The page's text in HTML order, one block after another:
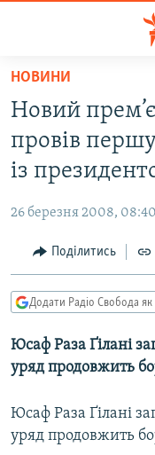
Перейти
основного
матеріалу
Перейти
до
основної
навігації
Перейти
до
пошуку
РАДІО СВОБОДА –
ВСЕ ЗА ДОБУ
СТАТТІ
ЕКОНОМІКА
СУСПІЛЬСТВО
УКРАЇНА
РОСІЙСЬКА
ДОНБАС.РЕАЛІЇ
ТИ ЯК?
СХЕМИ
КИТАЙ.ВИКЛИКИ
МУЛЬТИМЕДІА
ФОТО
НОВИНИ
Новий
провів
із
26 березня 2008, 08:40
Поділитись
Додати Радіо Свобода
Юсаф Раза Ґілані
уряд продовжить
Юсаф Раза Ґілані
уряд продовжить